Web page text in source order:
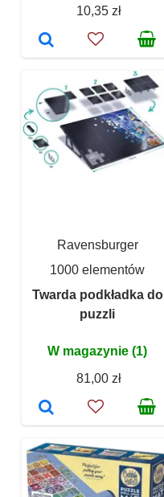
10,35 zł
Ravensburger
1000 elementów
Twarda podkładka do
puzzli
W magazynie (1)
81,00 zł